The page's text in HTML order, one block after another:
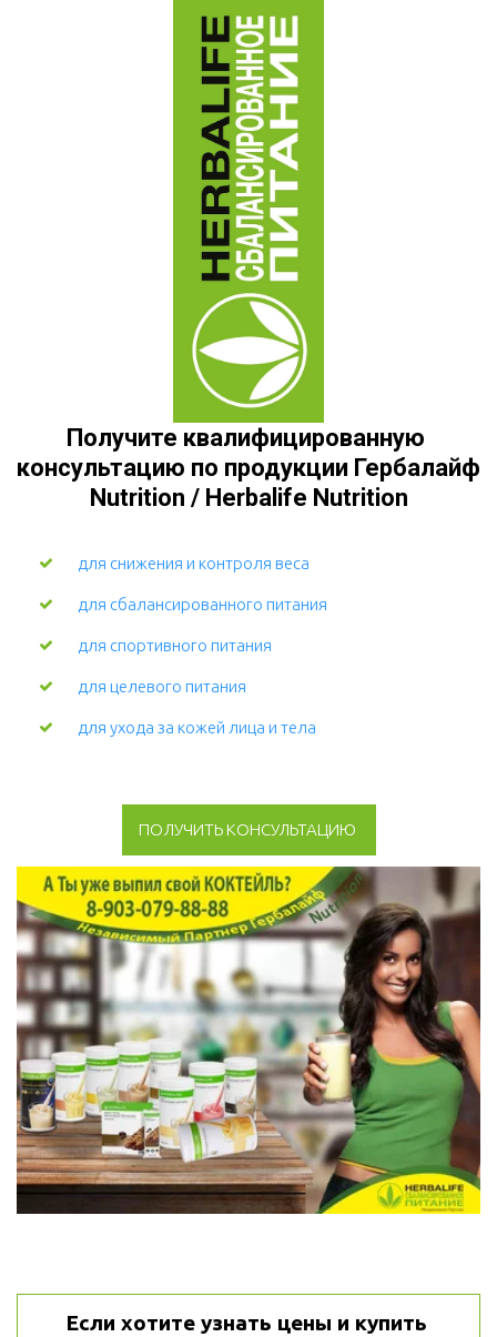
Получите квалифицированную
консультацию по продукции Гербалайф
Nutrition / Herbalife Nutrition
для снижения и контроля веса
для сбалансированного питания
для спортивного питания
для целевого питания
для ухода за кожей лица и тела
ПОЛУЧИТЬ КОНСУЛЬТАЦИЮ
Если хотите узнать цены и купить